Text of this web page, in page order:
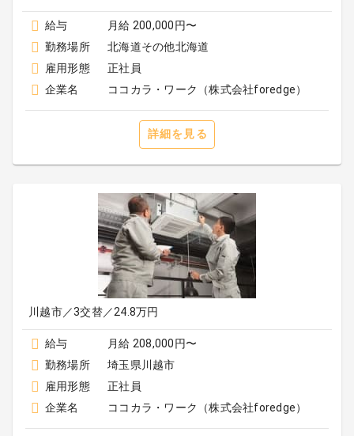
給与
月給 200,000円〜
勤務場所
北海道その他北海道
雇用形態
正社員
企業名
ココカラ・ワーク（株式会社foredge）
詳細を見る
川越市／3交替／24.8万円
給与
月給 208,000円〜
勤務場所
埼玉県川越市
雇用形態
正社員
企業名
ココカラ・ワーク（株式会社foredge）